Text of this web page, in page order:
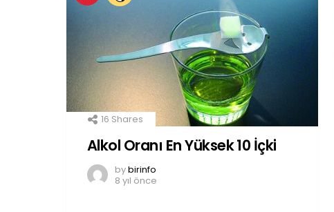
16 Shares
Alkol Oranı En Yüksek 10 İçki
bybirinfo
8 yıl önce